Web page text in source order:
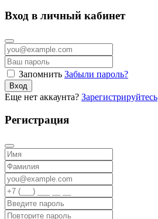
Вход в личный кабинет
Запомнить Забыли пароль?
Вход
Еще нет аккаунта? Зарегистрируйтесь
Регистрация